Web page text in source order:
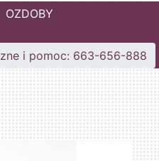
OZDOBY
i pomoc: 663-656-888